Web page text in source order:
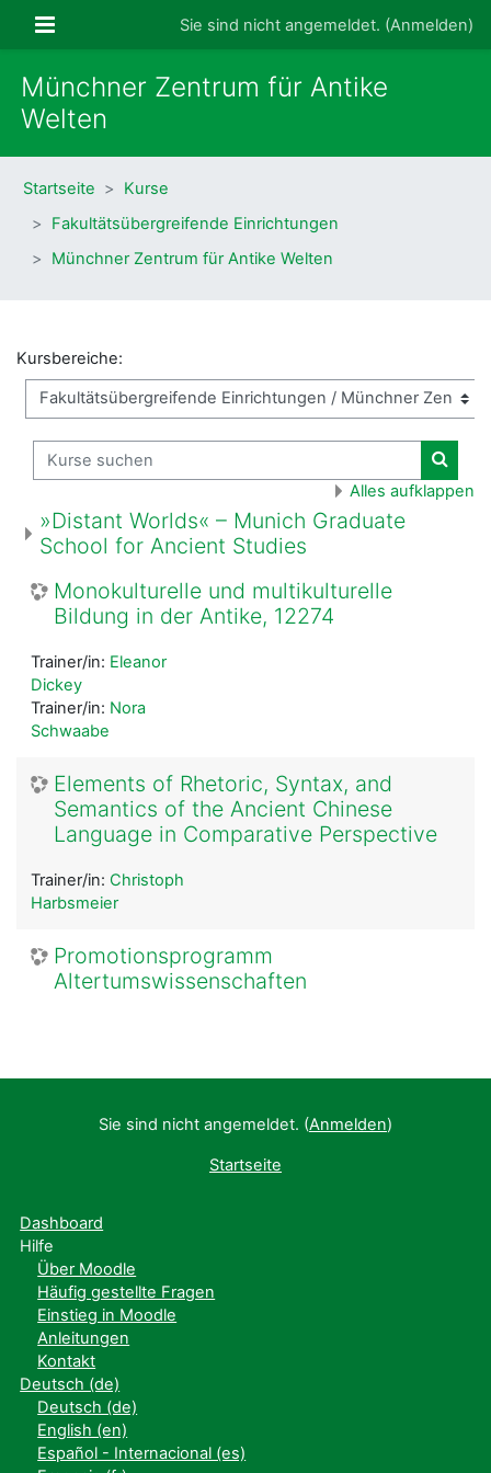
Website-ÜbersichtSie sind nicht angemeldet. (Anmelden)
Münchner Zentrum für Antike
Welten
Startseite
Kurse
Fakultätsübergreifende Einrichtungen
Münchner Zentrum für Antike Welten
Kursbereiche:
Kurse suchen
Kurse
Alles aufklappen
»Distant Worlds« – Munich Graduate
School for Ancient Studies
Monokulturelle und multikulturelle
Bildung in der Antike, 12274
Trainer/in: Eleanor
Dickey
Trainer/in: Nora
Schwaabe
Elements of Rhetoric, Syntax, and
Semantics of the Ancient Chinese
Language in Comparative Perspective
Trainer/in: Christoph
Harbsmeier
Promotionsprogramm
Altertumswissenschaften
Sie sind nicht angemeldet. (Anmelden)
Startseite
Dashboard
Hilfe
Über Moodle
Häufig gestellte Fragen
Einstieg in Moodle
Anleitungen
Kontakt
Deutsch ‎(de)‎
Deutsch ‎(de)‎
English ‎(en)‎
Español - Internacional ‎(es)‎